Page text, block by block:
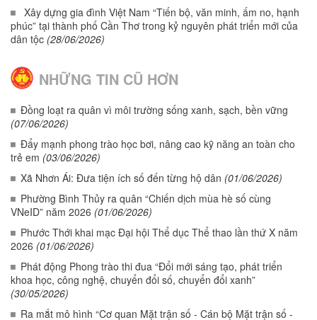
Xây dựng gia đình Việt Nam “Tiến bộ, văn minh, ấm no, hạnh
phúc” tại thành phố Cần Thơ trong kỷ nguyên phát triển mới của
dân tộc (28/06/2026)
NHỮNG TIN CŨ HƠN
Đồng loạt ra quân vì môi trường sống xanh, sạch, bền vững
(07/06/2026)
Đẩy mạnh phong trào học bơi, nâng cao kỹ năng an toàn cho
trẻ em (03/06/2026)
Xã Nhơn Ái: Đưa tiện ích số đến từng hộ dân (01/06/2026)
Phường Bình Thủy ra quân “Chiến dịch mùa hè số cùng
VNeID” năm 2026 (01/06/2026)
Phước Thới khai mạc Đại hội Thể dục Thể thao lần thứ X năm
2026 (01/06/2026)
Phát động Phong trào thi đua “Đổi mới sáng tạo, phát triển
khoa học, công nghệ, chuyển đổi số, chuyển đổi xanh”
(30/05/2026)
Ra mắt mô hình “Cơ quan Mặt trận số - Cán bộ Mặt trận số -